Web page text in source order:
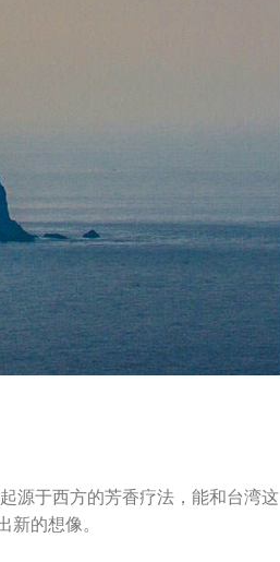
源于西方的芳香疗法，能和台湾这
新的想像。